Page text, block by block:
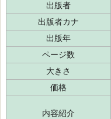
出版者
出版者カナ
出版年
ページ数
大きさ
価格
内容紹介